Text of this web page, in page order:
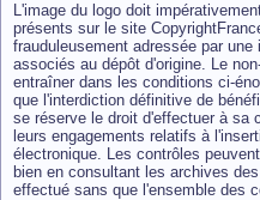
L'image du logo doit
présents sur le site
frauduleusement adressée par
associés au dépôt d'origine. Le
entraîner dans les conditions ci-
que l'interdiction définitive de
se réserve le droit d'effectuer à sa
leurs engagements relatifs à
électronique. Les contrôles
bien en consultant les archives
effectué sans que l'ensemble des